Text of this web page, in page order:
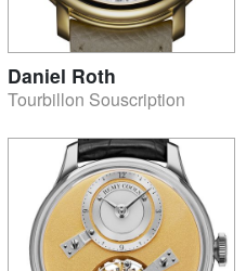
Daniel Roth
Tourbillon Souscription